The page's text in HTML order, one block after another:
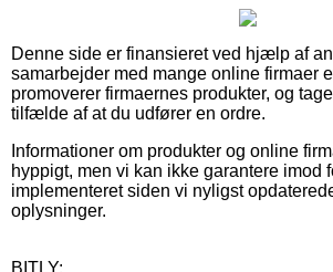
Denne side er finansieret ved hjælp af
samarbejder med mange online firmaer
promoverer firmaernes produkter, og
tilfælde af at du udfører en ordre.
Informationer om produkter og online
hyppigt, men vi kan ikke garantere imod
implementeret siden vi nyligst
oplysninger.
BITLY: